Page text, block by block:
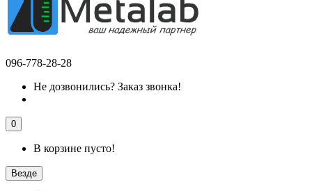
096-778-28-28
Не дозвонились? Заказ звонка!
0
В корзине пусто!
Везде